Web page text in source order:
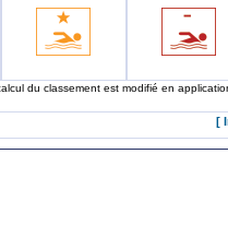
du classement est modifié en
[